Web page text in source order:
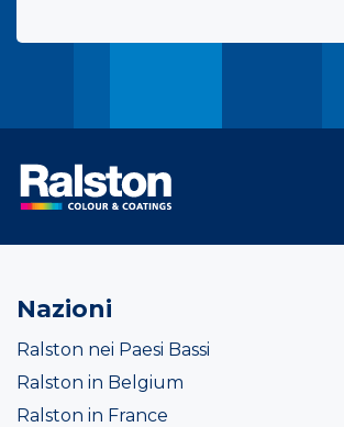
Nazioni
Ralston nei Paesi Bassi
Ralston in Belgium
Ralston in France